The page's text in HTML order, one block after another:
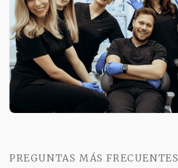
PREGUNTAS MÁS FRECUENTES